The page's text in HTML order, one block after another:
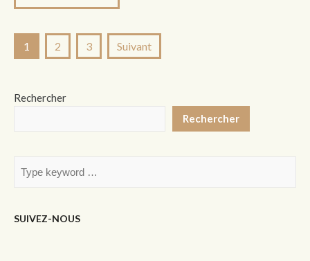
Pagination
publications
1 2 3 Suivant
Rechercher
Rechercher
SUIVEZ-NOUS